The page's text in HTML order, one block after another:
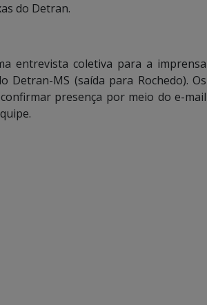
do Detran.
entrevista coletiva para a imprensa
MS (saída para Rochedo). Os
presença por meio do e-mail